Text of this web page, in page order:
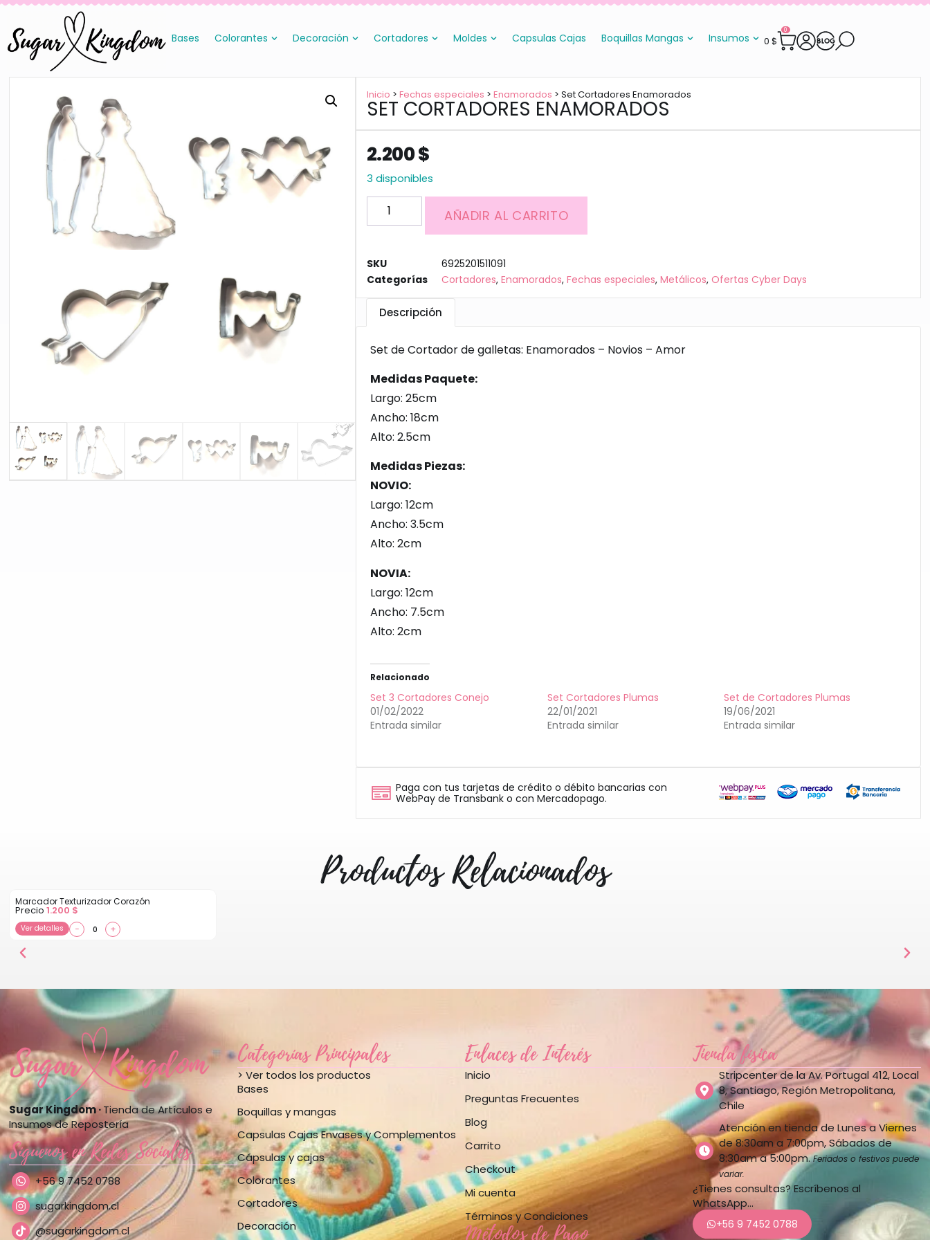
Bases Colorantes Decoración Cortadores Moldes Capsulas Cajas Boquillas Mangas Insumos 0 $
0
Inicio > Fechas especiales > Enamorados > Set Cortadores Enamorados
SET CORTADORES ENAMORADOS
2.200$
3 disponibles
AÑADIR AL CARRITO
SKU
6925201511091
Categorías
Cortadores, Enamorados, Fechas especiales, Metálicos, Ofertas Cyber Days
Descripción
Set de Cortador de galletas: Enamorados – Novios – Amor
Medidas Paquete:
Largo: 25cm
Ancho: 18cm
Alto: 2.5cm
Medidas Piezas:
NOVIO:
Largo: 12cm
Ancho: 3.5cm
Alto: 2cm
NOVIA:
Largo: 12cm
Ancho: 7.5cm
Alto: 2cm
Relacionado
Set 3 Cortadores Conejo
01/02/2022
Entrada similar
Set Cortadores Plumas
22/01/2021
Entrada similar
Set de Cortadores Plumas
19/06/2021
Entrada similar
Paga con tus tarjetas de crédito o débito bancarias con
WebPay de Transbank o con Mercadopago.
Productos Relacionados
Marcador Texturizador Corazón
Precio1.200 $
Ver detalles − +
Sugar Kingdom ·Tienda de Artículos e
Insumos de Repostería
Síguenos en Redes Sociales
+56 9 7452 0788
sugarkingdom.cl
@sugarkingdom.cl
Categorías Principales
> Ver todos los productos
Bases
Boquillas y mangas
Capsulas Cajas Envases y Complementos
Cápsulas y cajas
Colorantes
Cortadores
Decoración
Enlaces de Interés
Inicio
Preguntas Frecuentes
Blog
Carrito
Checkout
Mi cuenta
Términos y Condiciones
Métodos de Pago
Tienda física
Stripcenter de la Av. Portugal 412, Local
8, Santiago, Región Metropolitana,
Chile
Atención en tienda de Lunes a Viernes
de 8:30am a 7:00pm, Sábados de
8:30am a 5:00pm.Feriados o festivos puede
variar.
¿Tienes consultas? Escríbenos al
WhatsApp…
+56 9 7452 0788